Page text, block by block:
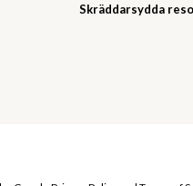
Skräddarsydda